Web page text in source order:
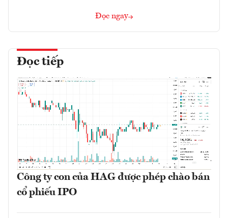
Đọc ngay
Đọc tiếp
Công ty con của HAG được phép chào bán
cổ phiếu IPO